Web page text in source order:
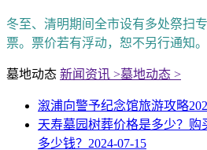
冬至、清明期间全市设有多处祭扫
票。票价若有浮动，恕不另行通知。
墓地动态 新闻资讯 >墓地动态 >
溆浦向警予纪念馆旅游攻略
天寿墓园树葬价格是多少？
多少钱？ 2024-07-15